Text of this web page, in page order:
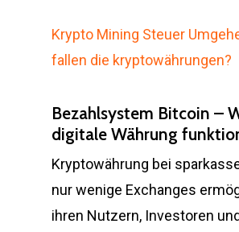
Krypto Mining Steuer
fallen die kryptowährungen?
Bezahlsystem Bitcoin –
digitale Währung
Kryptowährung bei
nur wenige Exchanges
ihren Nutzern, Investoren und